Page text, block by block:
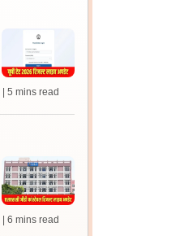
| 5 mins read
| 6 mins read